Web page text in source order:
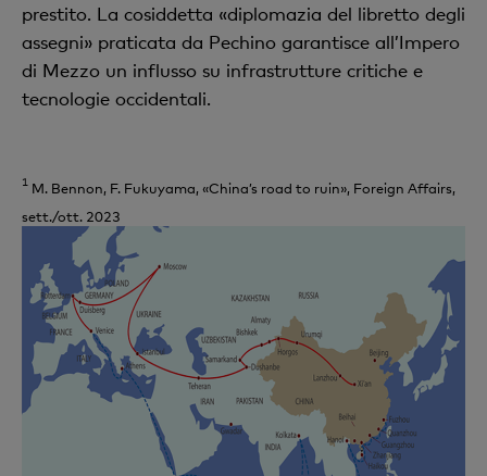
prestito. La cosiddetta «diplomazia del libretto degli
assegni» praticata da Pechino garantisce all’Impero
di Mezzo un influsso su infrastrutture critiche e
tecnologie occidentali.
1 M. Bennon, F. Fukuyama, «China’s road to ruin», Foreign Affairs,
sett./ott. 2023